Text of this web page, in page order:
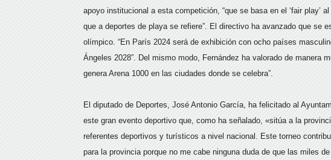
apoyo institucional a esta competición, “que se basa en el ‘fair play’
que a deportes de playa se refiere”. El directivo ha avanzado que se
olímpico. “En París 2024 será de exhibición con ocho países
Ángeles 2028”. Del mismo modo, Fernández ha valorado de manera
genera Arena 1000 en las ciudades donde se celebra”.
El diputado de Deportes, José Antonio García, ha felicitado al
este gran evento deportivo que, como ha señalado, «sitúa a la
referentes deportivos y turísticos a nivel nacional. Este torneo
para la provincia porque no me cabe ninguna duda de que las miles